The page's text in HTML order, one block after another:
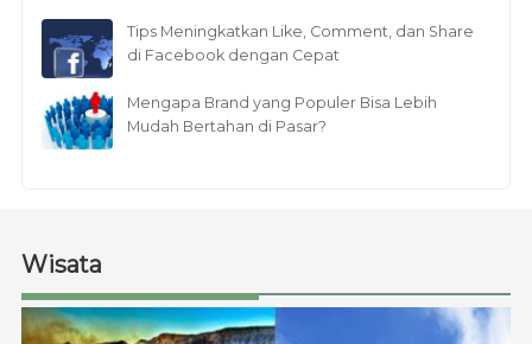
Tips Meningkatkan Like, Comment, dan Share
di Facebook dengan Cepat
Mengapa Brand yang Populer Bisa Lebih
Mudah Bertahan di Pasar?
Wisata